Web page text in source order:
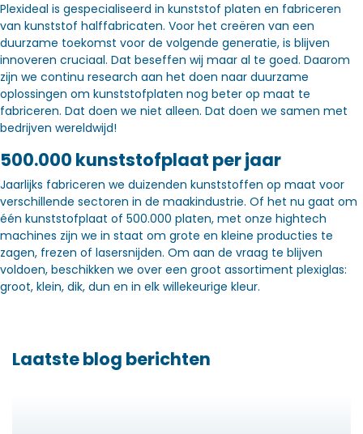
Plexideal is gespecialiseerd in kunststof platen en fabriceren
van kunststof halffabricaten. Voor het creëren van een
duurzame toekomst voor de volgende generatie, is blijven
innoveren cruciaal. Dat beseffen wij maar al te goed. Daarom
zijn we continu research aan het doen naar duurzame
oplossingen om kunststofplaten nog beter op maat te
fabriceren. Dat doen we niet alleen. Dat doen we samen met
bedrijven wereldwijd!
500.000 kunststofplaat per jaar
Jaarlijks fabriceren we duizenden kunststoffen op maat voor
verschillende sectoren in de maakindustrie. Of het nu gaat om
één kunststofplaat of 500.000 platen, met onze hightech
machines zijn we in staat om grote en kleine producties te
zagen, frezen of lasersnijden. Om aan de vraag te blijven
voldoen, beschikken we over een groot assortiment plexiglas:
groot, klein, dik, dun en in elk willekeurige kleur.
Laatste blog berichten